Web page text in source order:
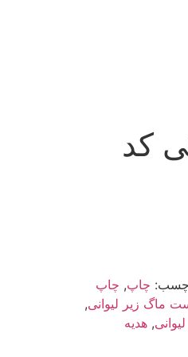
کد
چاپ, چاپ
ماگ زیر لیوانی,
, هدیه